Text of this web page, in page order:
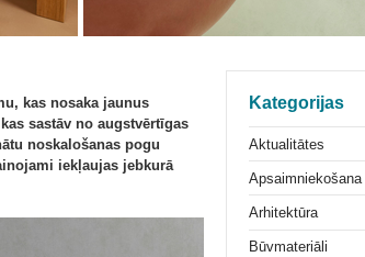
kas nosaka jaunus
sastāv no augstvērtīgas
noskalošanas pogu
iekļaujas jebkurā
Kategorijas
Aktualitātes
Apsaimniekošana
Arhitektūra
Būvmateriāli